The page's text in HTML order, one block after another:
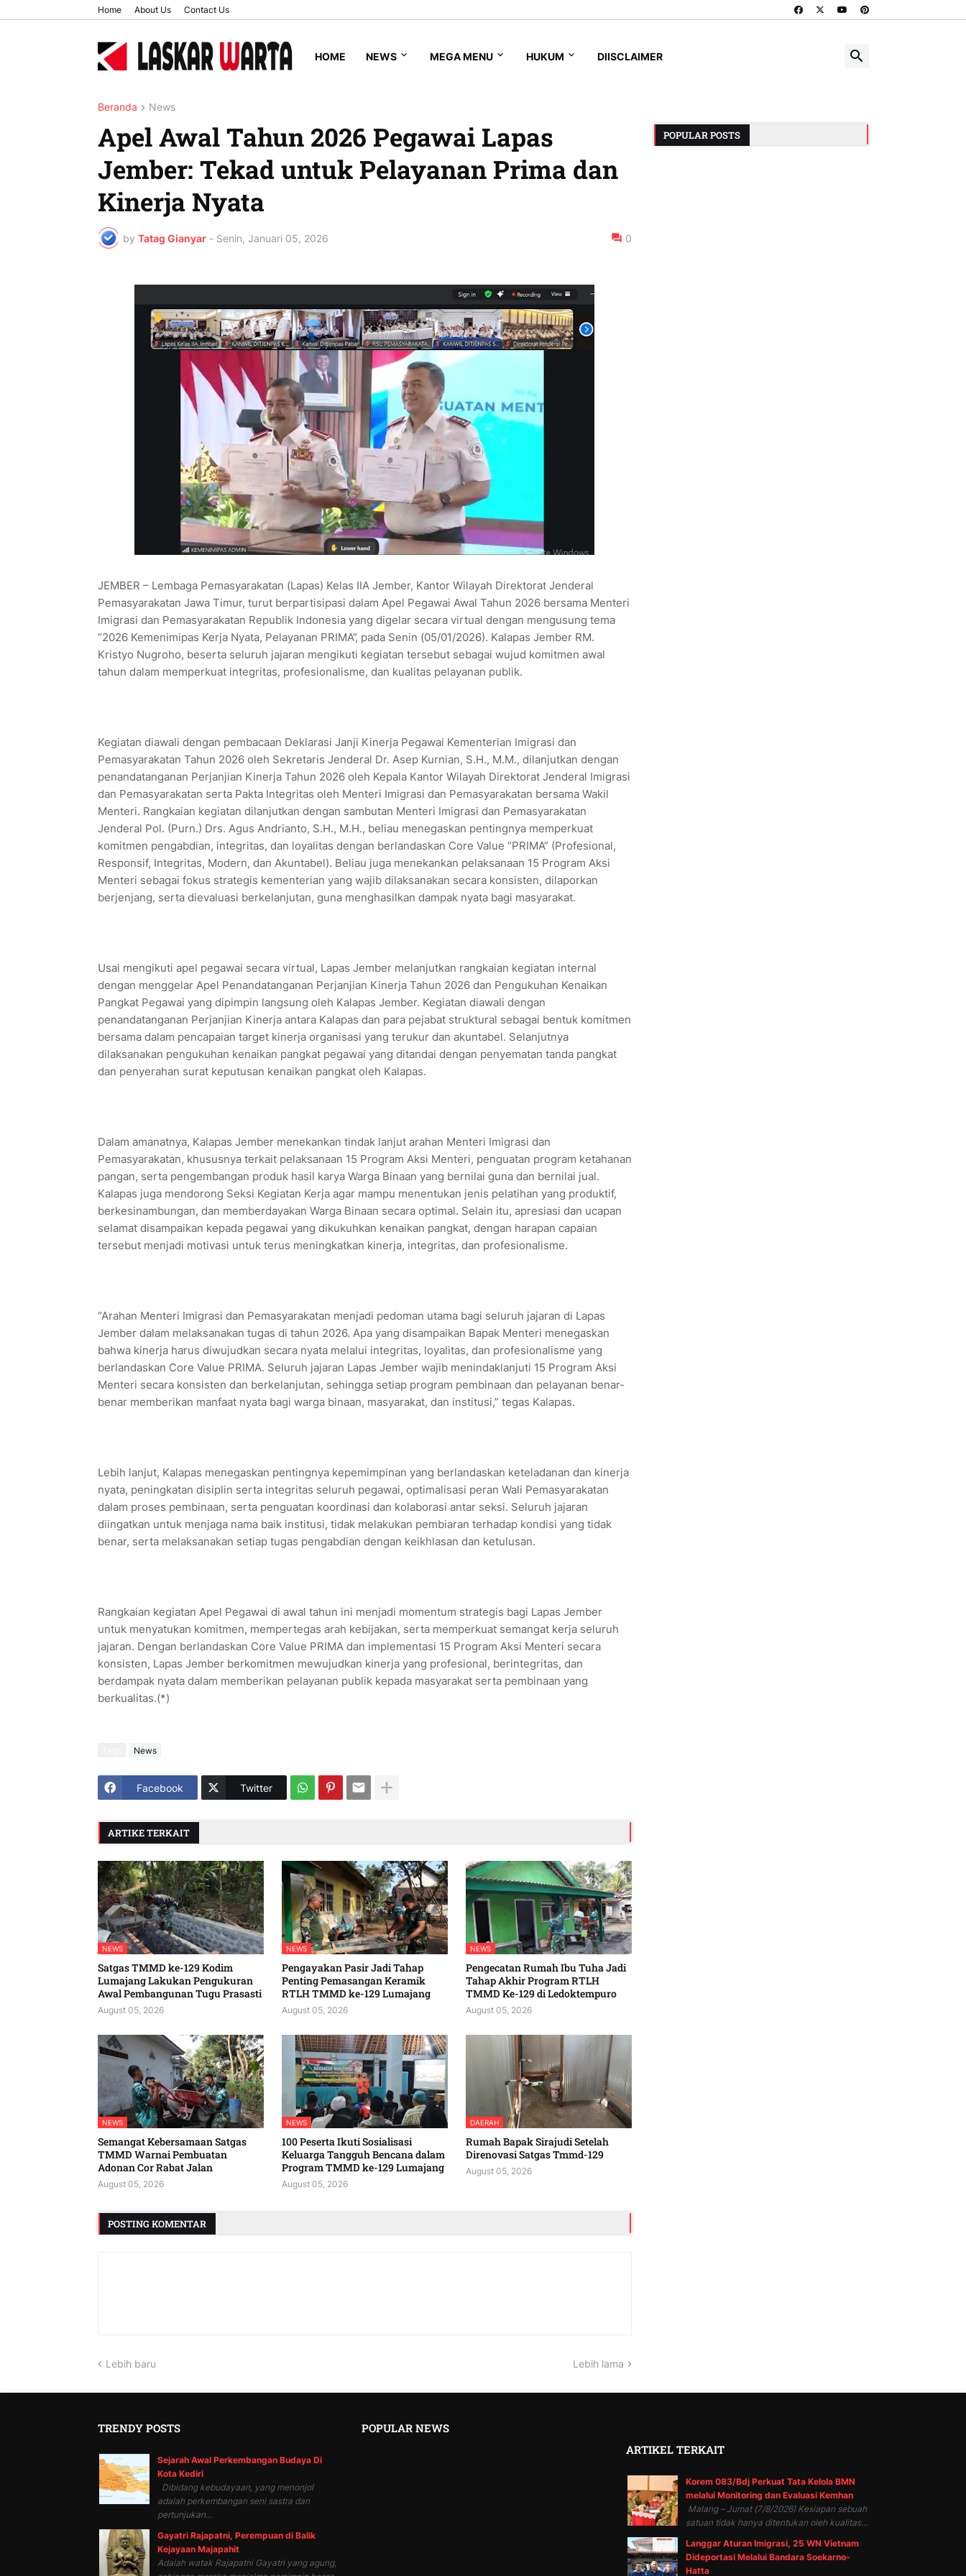
Home About Us Contact Us
HOME NEWS MEGA MENU HUKUM DIISCLAIMER
Beranda News
Apel Awal Tahun 2026 Pegawai Lapas
Jember: Tekad untuk Pelayanan Prima dan
Kinerja Nyata
by Tatag Gianyar - Senin, Januari 05, 2026 0
JEMBER – Lembaga Pemasyarakatan (Lapas) Kelas IIA Jember, Kantor Wilayah Direktorat Jenderal
Pemasyarakatan Jawa Timur, turut berpartisipasi dalam Apel Pegawai Awal Tahun 2026 bersama Menteri
Imigrasi dan Pemasyarakatan Republik Indonesia yang digelar secara virtual dengan mengusung tema
“2026 Kemenimipas Kerja Nyata, Pelayanan PRIMA”, pada Senin (05/01/2026). Kalapas Jember RM.
Kristyo Nugroho, beserta seluruh jajaran mengikuti kegiatan tersebut sebagai wujud komitmen awal
tahun dalam memperkuat integritas, profesionalisme, dan kualitas pelayanan publik.
Kegiatan diawali dengan pembacaan Deklarasi Janji Kinerja Pegawai Kementerian Imigrasi dan
Pemasyarakatan Tahun 2026 oleh Sekretaris Jenderal Dr. Asep Kurnian, S.H., M.M., dilanjutkan dengan
penandatanganan Perjanjian Kinerja Tahun 2026 oleh Kepala Kantor Wilayah Direktorat Jenderal Imigrasi
dan Pemasyarakatan serta Pakta Integritas oleh Menteri Imigrasi dan Pemasyarakatan bersama Wakil
Menteri. Rangkaian kegiatan dilanjutkan dengan sambutan Menteri Imigrasi dan Pemasyarakatan
Jenderal Pol. (Purn.) Drs. Agus Andrianto, S.H., M.H., beliau menegaskan pentingnya memperkuat
komitmen pengabdian, integritas, dan loyalitas dengan berlandaskan Core Value “PRIMA” (Profesional,
Responsif, Integritas, Modern, dan Akuntabel). Beliau juga menekankan pelaksanaan 15 Program Aksi
Menteri sebagai fokus strategis kementerian yang wajib dilaksanakan secara konsisten, dilaporkan
berjenjang, serta dievaluasi berkelanjutan, guna menghasilkan dampak nyata bagi masyarakat.
Usai mengikuti apel pegawai secara virtual, Lapas Jember melanjutkan rangkaian kegiatan internal
dengan menggelar Apel Penandatanganan Perjanjian Kinerja Tahun 2026 dan Pengukuhan Kenaikan
Pangkat Pegawai yang dipimpin langsung oleh Kalapas Jember. Kegiatan diawali dengan
penandatanganan Perjanjian Kinerja antara Kalapas dan para pejabat struktural sebagai bentuk komitmen
bersama dalam pencapaian target kinerja organisasi yang terukur dan akuntabel. Selanjutnya
dilaksanakan pengukuhan kenaikan pangkat pegawai yang ditandai dengan penyematan tanda pangkat
dan penyerahan surat keputusan kenaikan pangkat oleh Kalapas.
Dalam amanatnya, Kalapas Jember menekankan tindak lanjut arahan Menteri Imigrasi dan
Pemasyarakatan, khususnya terkait pelaksanaan 15 Program Aksi Menteri, penguatan program ketahanan
pangan, serta pengembangan produk hasil karya Warga Binaan yang bernilai guna dan bernilai jual.
Kalapas juga mendorong Seksi Kegiatan Kerja agar mampu menentukan jenis pelatihan yang produktif,
berkesinambungan, dan memberdayakan Warga Binaan secara optimal. Selain itu, apresiasi dan ucapan
selamat disampaikan kepada pegawai yang dikukuhkan kenaikan pangkat, dengan harapan capaian
tersebut menjadi motivasi untuk terus meningkatkan kinerja, integritas, dan profesionalisme.
“Arahan Menteri Imigrasi dan Pemasyarakatan menjadi pedoman utama bagi seluruh jajaran di Lapas
Jember dalam melaksanakan tugas di tahun 2026. Apa yang disampaikan Bapak Menteri menegaskan
bahwa kinerja harus diwujudkan secara nyata melalui integritas, loyalitas, dan profesionalisme yang
berlandaskan Core Value PRIMA. Seluruh jajaran Lapas Jember wajib menindaklanjuti 15 Program Aksi
Menteri secara konsisten dan berkelanjutan, sehingga setiap program pembinaan dan pelayanan benar-
benar memberikan manfaat nyata bagi warga binaan, masyarakat, dan institusi,” tegas Kalapas.
Lebih lanjut, Kalapas menegaskan pentingnya kepemimpinan yang berlandaskan keteladanan dan kinerja
nyata, peningkatan disiplin serta integritas seluruh pegawai, optimalisasi peran Wali Pemasyarakatan
dalam proses pembinaan, serta penguatan koordinasi dan kolaborasi antar seksi. Seluruh jajaran
diingatkan untuk menjaga nama baik institusi, tidak melakukan pembiaran terhadap kondisi yang tidak
benar, serta melaksanakan setiap tugas pengabdian dengan keikhlasan dan ketulusan.
Rangkaian kegiatan Apel Pegawai di awal tahun ini menjadi momentum strategis bagi Lapas Jember
untuk menyatukan komitmen, mempertegas arah kebijakan, serta memperkuat semangat kerja seluruh
jajaran. Dengan berlandaskan Core Value PRIMA dan implementasi 15 Program Aksi Menteri secara
konsisten, Lapas Jember berkomitmen mewujudkan kinerja yang profesional, berintegritas, dan
berdampak nyata dalam memberikan pelayanan publik kepada masyarakat serta pembinaan yang
berkualitas.(*)
News
Facebook Twitter
ARTIKE TERKAIT
NEWS
Satgas TMMD ke-129 Kodim
Lumajang Lakukan Pengukuran
Awal Pembangunan Tugu Prasasti
August 05, 2026
NEWS
Pengayakan Pasir Jadi Tahap
Penting Pemasangan Keramik
RTLH TMMD ke-129 Lumajang
August 05, 2026
NEWS
Pengecatan Rumah Ibu Tuha Jadi
Tahap Akhir Program RTLH
TMMD Ke-129 di Ledoktempuro
August 05, 2026
NEWS
Semangat Kebersamaan Satgas
TMMD Warnai Pembuatan
Adonan Cor Rabat Jalan
August 05, 2026
NEWS
100 Peserta Ikuti Sosialisasi
Keluarga Tangguh Bencana dalam
Program TMMD ke-129 Lumajang
August 05, 2026
DAERAH
Rumah Bapak Sirajudi Setelah
Direnovasi Satgas Tmmd-129
August 05, 2026
POSTING KOMENTAR
Lebih baru Lebih lama
POPULAR POSTS
TRENDY POSTS
Sejarah Awal Perkembangan Budaya Di
Kota Kediri
Dibidang kebudayaan, yang menonjol
adalah perkembangan seni sastra dan
pertunjukan...
Gayatri Rajapatni, Perempuan di Balik
Kejayaan Majapahit
Adalah watak Rajapatni Gayatri yang agung,
POPULAR NEWS
ARTIKEL TERKAIT
Korem 083/Bdj Perkuat Tata Kelola BMN
melalui Monitoring dan Evaluasi Kemhan
Malang – Jumat (7/8/2026) Kesiapan sebuah
satuan tidak hanya ditentukan oleh kualitas...
Langgar Aturan Imigrasi, 25 WN Vietnam
Dideportasi Melalui Bandara Soekarno-
Hatta